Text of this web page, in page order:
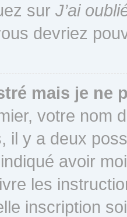
sur J’ai
devriez
mais je ne
votre nom
il y a deux
avoir
les
inscription